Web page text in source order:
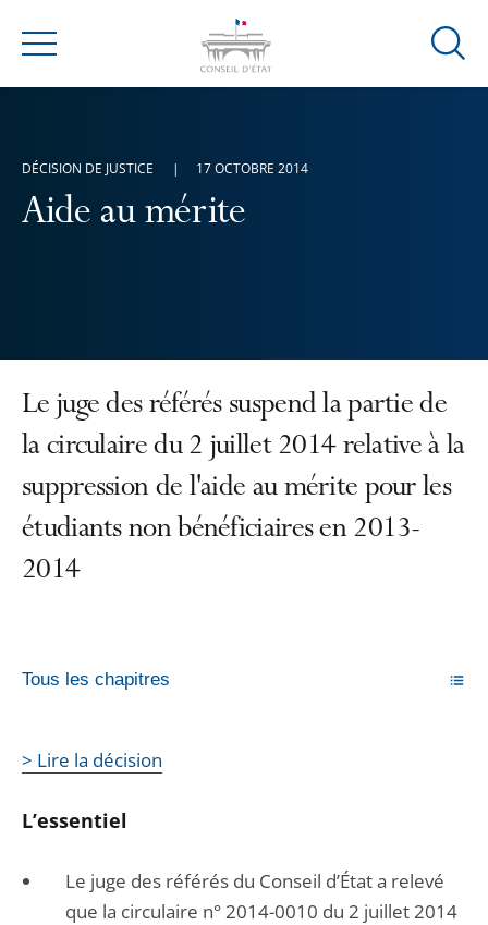
Menu
Ouvrir
Aide au mérite
DÉCISION DE JUSTICE 17 OCTOBRE 2014
Le juge des référés suspend la partie de
la circulaire du 2 juillet 2014 relative à la
suppression de l'aide au mérite pour les
étudiants non bénéficiaires en 2013-
2014
Tous les chapitres
> Lire la décision
L’essentiel
Le juge des référés du Conseil d’État a relevé
que la circulaire n° 2014-0010 du 2 juillet 2014